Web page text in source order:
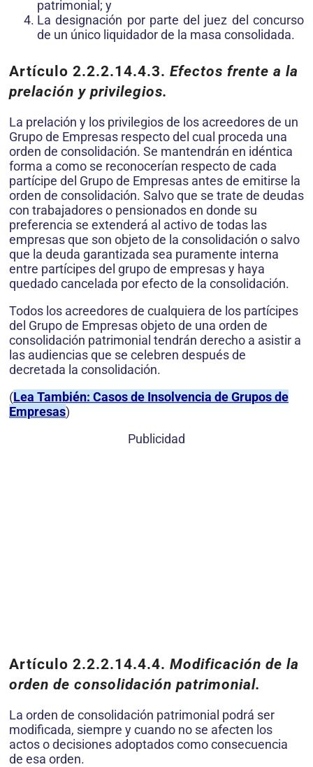
patrimonial; y
La designación por parte del juez del concurso
de un único liquidador de la masa consolidada.
Artículo 2.2.2.14.4.3. Efectos frente a la
prelación y privilegios.
La prelación y los privilegios de los acreedores de un
Grupo de Empresas respecto del cual proceda una
orden de consolidación. Se mantendrán en idéntica
forma a como se reconocerían respecto de cada
partícipe del Grupo de Empresas antes de emitirse la
orden de consolidación. Salvo que se trate de deudas
con trabajadores o pensionados en donde su
preferencia se extenderá al activo de todas las
empresas que son objeto de la consolidación o salvo
que la deuda garantizada sea puramente interna
entre partícipes del grupo de empresas y haya
quedado cancelada por efecto de la consolidación.
Todos los acreedores de cualquiera de los partícipes
del Grupo de Empresas objeto de una orden de
consolidación patrimonial tendrán derecho a asistir a
las audiencias que se celebren después de
decretada la consolidación.
(Lea También: Casos de Insolvencia de Grupos de
Empresas)
Publicidad
Artículo 2.2.2.14.4.4. Modificación de la
orden de consolidación patrimonial.
La orden de consolidación patrimonial podrá ser
modificada, siempre y cuando no se afecten los
actos o decisiones adoptados como consecuencia
de esa orden.